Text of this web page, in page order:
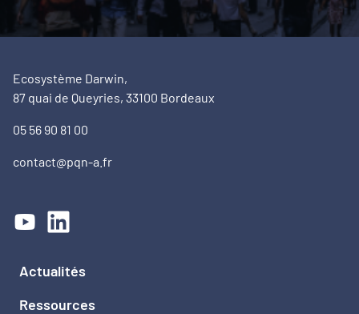
Ecosystème Darwin,
87 quai de Queyries, 33100 Bordeaux
05 56 90 81 00
contact@pqn-a.fr
Actualités
Ressources